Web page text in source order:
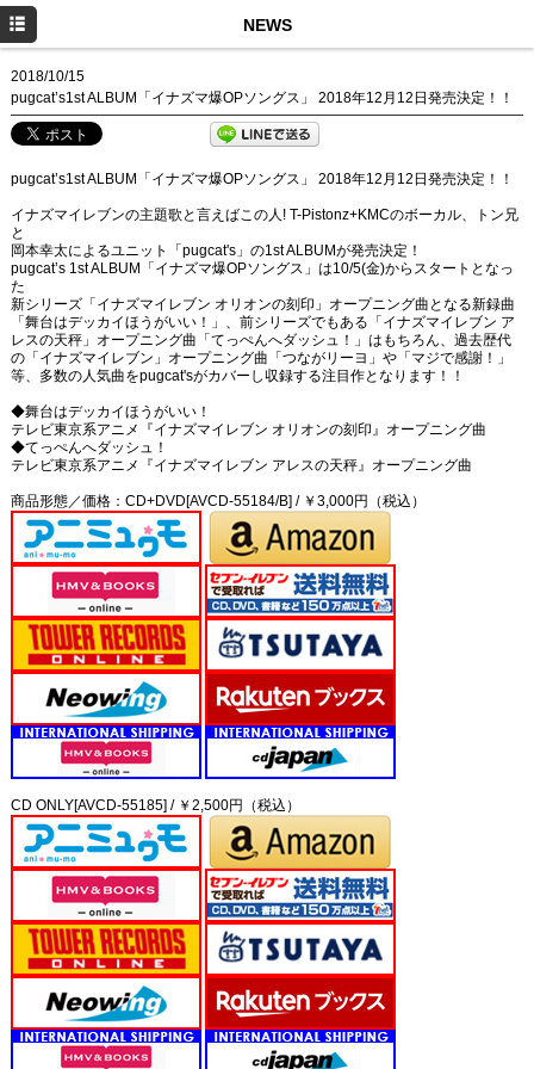
NEWS
2018/10/15
pugcat’s1st ALBUM「イナズマ爆OPソングス」 2018年12月12日発売決定！！
pugcat’s1st ALBUM「イナズマ爆OPソングス」 2018年12月12日発売決定！！
イナズマイレブンの主題歌と言えばこの人! T-Pistonz+KMCのボーカル、トン兄
と
岡本幸太によるユニット「pugcat's」の1st ALBUMが発売決定！
pugcat’s 1st ALBUM「イナズマ爆OPソングス」は10/5(金)からスタートとなっ
た
新シリーズ「イナズマイレブン オリオンの刻印」オープニング曲となる新録曲
「舞台はデッカイほうがいい！」、前シリーズでもある「イナズマイレブン ア
レスの天秤」オープニング曲「てっぺんへダッシュ！」はもちろん、過去歴代
の「イナズマイレブン」オープニング曲「つながリーヨ」や「マジで感謝！」
等、多数の人気曲をpugcat'sがカバーし収録する注目作となります！！
◆舞台はデッカイほうがいい！
テレビ東京系アニメ『イナズマイレブン オリオンの刻印』オープニング曲
◆てっぺんへダッシュ！
テレビ東京系アニメ『イナズマイレブン アレスの天秤』オープニング曲
商品形態／価格：CD+DVD[AVCD-55184/B] / ￥3,000円（税込）
CD ONLY[AVCD-55185] / ￥2,500円（税込）
NEWS
SCHEDULE
PROFILE
MOVIE